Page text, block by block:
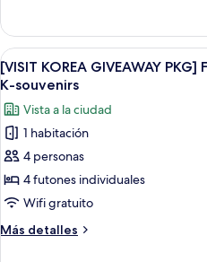
Parlour
Suite
+
K-
souvenirs
KOREA
GIVEAWAY
PKG]
Parlour
+
K-
souvenirs
Abrir
todas
las
fotos
de
[VISIT
KOREA
GIVEAWAY
PKG]
Family
12
[VISIT KOREA GIVEAWAY
K-souvenirs
Vista a la ciudad
1 habitación
4 personas
4 futones individuales
Wifi gratuito
Más detalles
Más